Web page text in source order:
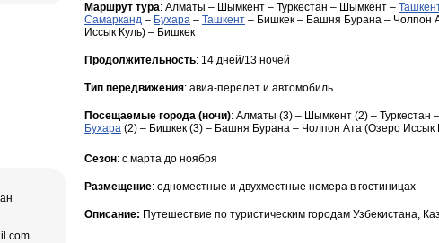
в
(XIX в.);
су.
Медресе
Биби-
ковровая
Маршрут тура: Алматы – Шымкент – Туркестан – Шымкент –
Самарканд – Бухара – Ташкент – Бишкек – Башня Бурана – Чолпон
Иссык Куль) – Бишкек
Продолжительность: 14 дней/13 ночей
Тип передвижения: авиа-перелет и автомобиль
Посещаемые города (ночи): Алматы (3) – Шымкент (2) – Туркестан –
Бухара (2) – Бишкек (3) – Башня Бурана – Чолпон Ата (Озеро Иссык
Сезон: с марта до ноября
Размещение: одноместные и двухместные номера в гостиницах
Описание: Путешествие по туристическим городам Узбекистана,